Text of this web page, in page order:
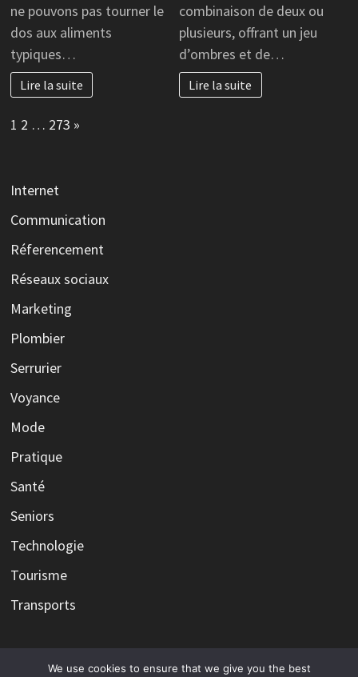
ne pouvons pas tourner le
dos aux aliments
typiques…
Lire la suite
combinaison de deux ou
plusieurs, offrant un jeu
d’ombres et de…
Lire la suite
Page:
1 2 … 273 Next
»
Internet
Communication
Réferencement
Réseaux sociaux
Marketing
Plombier
Serrurier
Voyance
Mode
Pratique
Santé
Seniors
Technologie
Tourisme
Transports
We use cookies to ensure that we give you the best